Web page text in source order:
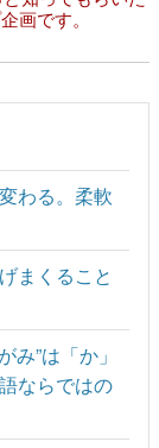
画です。
わる。柔軟
まくること
み”は「か」
ならではの